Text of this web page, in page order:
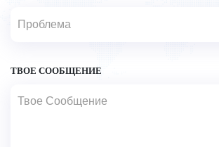
ТВОЕ СООБЩЕНИЕ